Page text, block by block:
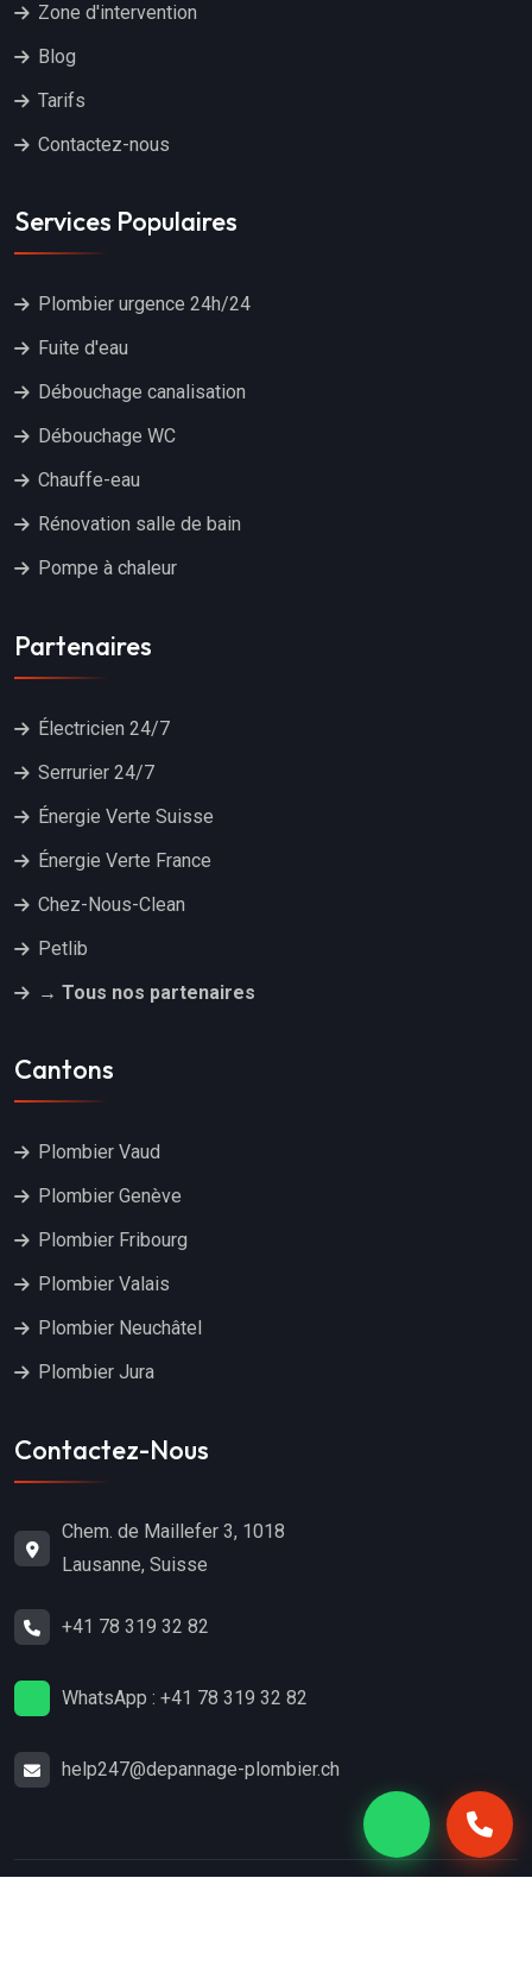
Zone d'intervention
Blog
Tarifs
Contactez-nous
Services Populaires
Plombier urgence 24h/24
Fuite d'eau
Débouchage canalisation
Débouchage WC
Chauffe-eau
Rénovation salle de bain
Pompe à chaleur
Partenaires
Électricien 24/7
Serrurier 24/7
Énergie Verte Suisse
Énergie Verte France
Chez-Nous-Clean
Petlib
→ Tous nos partenaires
Cantons
Plombier Vaud
Plombier Genève
Plombier Fribourg
Plombier Valais
Plombier Neuchâtel
Plombier Jura
Contactez-Nous
Chem. de Maillefer 3, 1018
Lausanne, Suisse
+41 78 319 32 82
WhatsApp : +41 78 319 32 82
help247@depannage-plombier.ch